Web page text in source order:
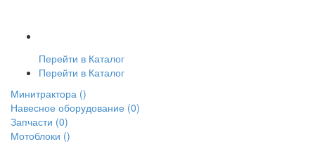
Перейти в Каталог
Перейти в Каталог
Минитрактора ()
Навесное оборудование (0)
Запчасти (0)
Мотоблоки ()